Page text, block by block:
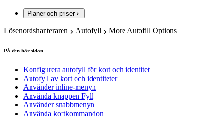
Planer och priser
Lösenordshanteraren Autofyll More Autofill Options
På den här sidan
Konfigurera autofyll för kort och identitet
Autofyll av kort och identiteter
Använder inline-menyn
Använda knappen Fyll
Använder snabbmenyn
Använda kortkommandon